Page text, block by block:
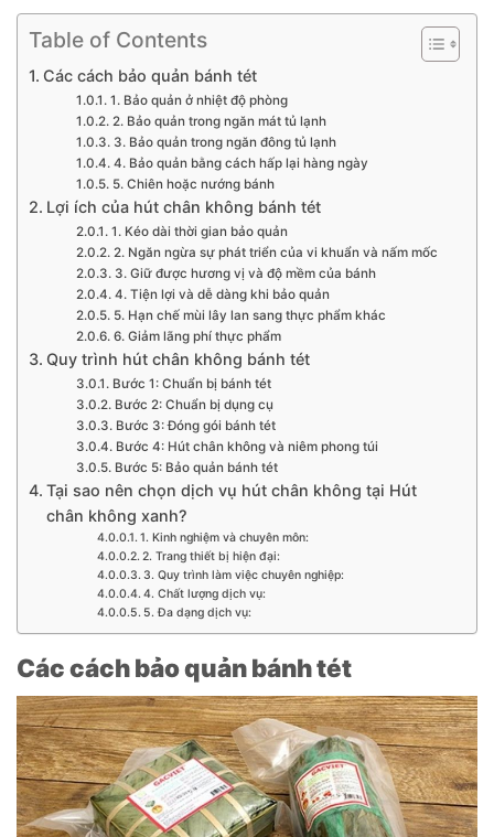
Table of Contents
Các cách bảo quản bánh tét
1. Bảo quản ở nhiệt độ phòng
2. Bảo quản trong ngăn mát tủ lạnh
3. Bảo quản trong ngăn đông tủ lạnh
4. Bảo quản bằng cách hấp lại hàng ngày
5. Chiên hoặc nướng bánh
Lợi ích của hút chân không bánh tét
1. Kéo dài thời gian bảo quản
2. Ngăn ngừa sự phát triển của vi khuẩn và nấm mốc
3. Giữ được hương vị và độ mềm của bánh
4. Tiện lợi và dễ dàng khi bảo quản
5. Hạn chế mùi lây lan sang thực phẩm khác
6. Giảm lãng phí thực phẩm
Quy trình hút chân không bánh tét
Bước 1: Chuẩn bị bánh tét
Bước 2: Chuẩn bị dụng cụ
Bước 3: Đóng gói bánh tét
Bước 4: Hút chân không và niêm phong túi
Bước 5: Bảo quản bánh tét
Tại sao nên chọn dịch vụ hút chân không tại Hút
chân không xanh?
1. Kinh nghiệm và chuyên môn:
2. Trang thiết bị hiện đại:
3. Quy trình làm việc chuyên nghiệp:
4. Chất lượng dịch vụ:
5. Đa dạng dịch vụ:
Các cách bảo quản bánh tét